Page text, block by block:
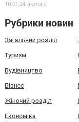
10:01,24 лютого
Рубрики новин
Загальний розділ
Туризм
Будівництво
Бізнес
Жіночий розділ
Економіка